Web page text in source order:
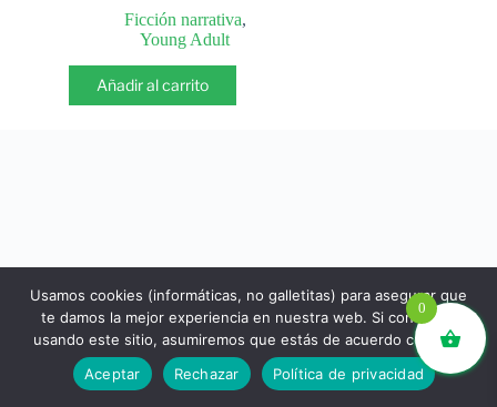
Ficción narrativa,
Young Adult
Añadir al carrito
libros.eco © - Desde Barcelona para el mundo 💚 |
Devoluciones y reembolsos|Política de Privacidad
0
Usamos cookies (informáticas, no galletitas) para asegurar que
te damos la mejor experiencia en nuestra web. Si continúas
usando este sitio, asumiremos que estás de acuerdo con ello.
Aceptar
Rechazar Política de privacidad